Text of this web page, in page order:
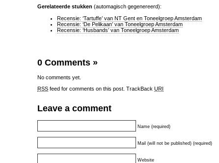
Gerelateerde stukken (automagisch gegenereerd):
Recensie: ‘Tartuffe’ van NT Gent en Toneelgroep Amsterdam
Recensie: ‘De Pelikaan’ van Toneelgroep Amsterdam
Recensie: ‘Husbands’ van Toneelgroep Amsterdam
0 Comments »
No comments yet.
RSS feed for comments on this post. TrackBack URI
Leave a comment
Name (required)
Mail (will not be published) (required)
Website